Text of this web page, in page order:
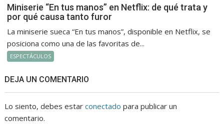
Miniserie “En tus manos” en Netflix: de qué trata y
por qué causa tanto furor
La miniserie sueca “En tus manos”, disponible en Netflix, se
posiciona como una de las favoritas de...
ESPECTÁCULOS
DEJA UN COMENTARIO
Lo siento, debes estarconectado para publicar un
comentario.